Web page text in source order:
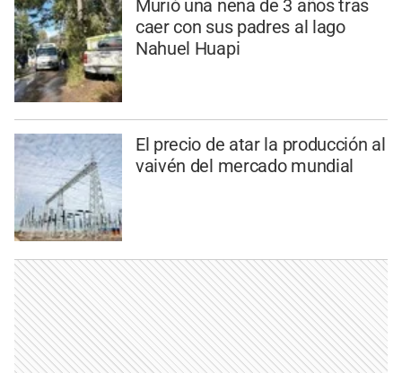
Murió una nena de 3 años tras
caer con sus padres al lago
Nahuel Huapi
El precio de atar la producción al
vaivén del mercado mundial